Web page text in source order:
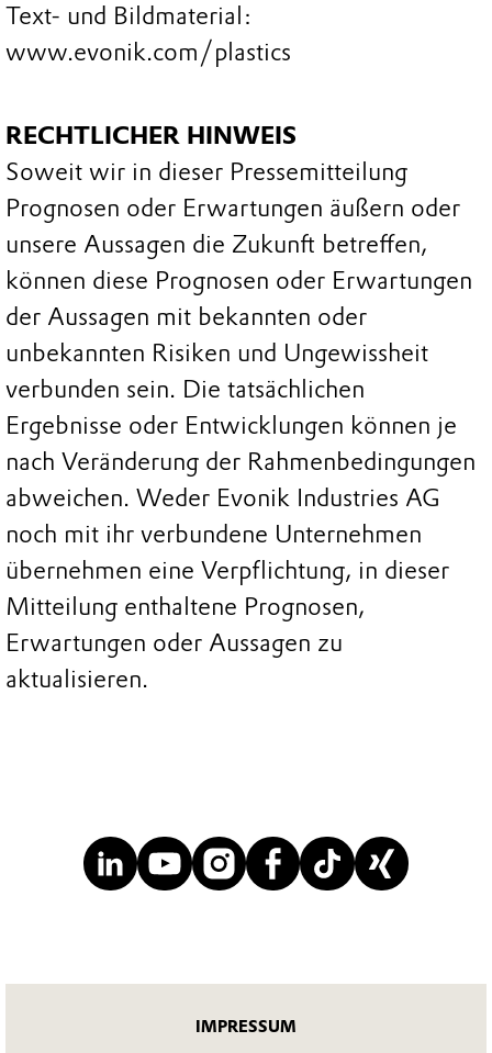
Text- und Bildmaterial:
www.evonik.com/plastics
RECHTLICHER HINWEIS
Soweit wir in dieser Pressemitteilung
Prognosen oder Erwartungen äußern oder
unsere Aussagen die Zukunft betreffen,
können diese Prognosen oder Erwartungen
der Aussagen mit bekannten oder
unbekannten Risiken und Ungewissheit
verbunden sein. Die tatsächlichen
Ergebnisse oder Entwicklungen können je
nach Veränderung der Rahmenbedingungen
abweichen. Weder Evonik Industries AG
noch mit ihr verbundene Unternehmen
übernehmen eine Verpflichtung, in dieser
Mitteilung enthaltene Prognosen,
Erwartungen oder Aussagen zu
aktualisieren.
IMPRESSUM